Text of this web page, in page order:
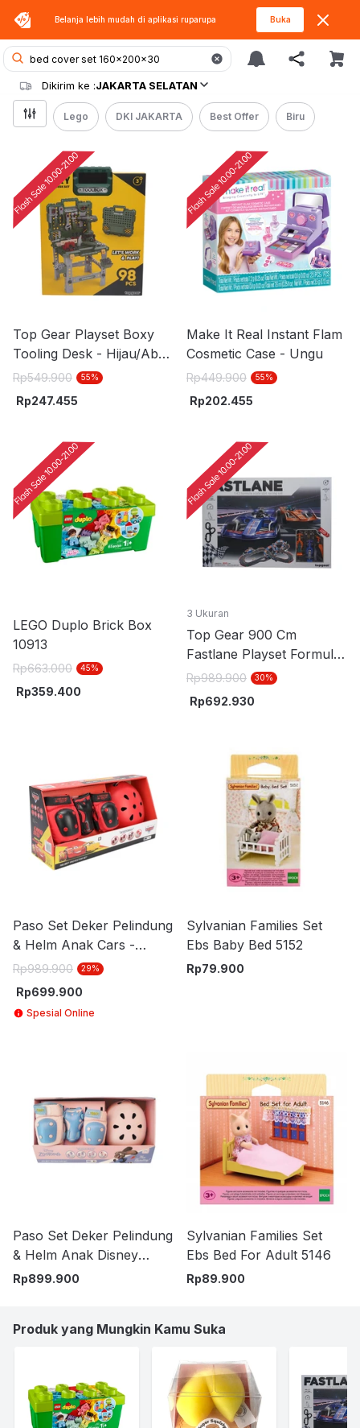
Belanja lebih mudah di aplikasi ruparupa Buka
Dikirim ke :JAKARTA SELATAN
Lego DKI JAKARTA Best Offer Biru
Top Gear Playset Boxy
Tooling Desk - Hijau/Abu-
Abu
Rp549.900 55%
Rp247.455
Make It Real Instant Flam
Cosmetic Case - Ungu
Rp449.900 55%
Rp202.455
LEGO Duplo Brick Box
10913
Rp663.000 45%
Rp359.400
3 Ukuran
Top Gear 900 Cm
Fastlane Playset Formula
Slot Racing 1:43 - Mix
Rp989.900 30%
Rp692.930
Paso Set Deker Pelindung
& Helm Anak Cars -
Merah
Rp989.900 29%
Rp699.900
Spesial Online
Sylvanian Families Set
Ebs Baby Bed 5152
Rp79.900
Paso Set Deker Pelindung
& Helm Anak Disney
Zootopia - Pink/Biru
Rp899.900
Sylvanian Families Set
Ebs Bed For Adult 5146
Rp89.900
Produk yang Mungkin Kamu Suka